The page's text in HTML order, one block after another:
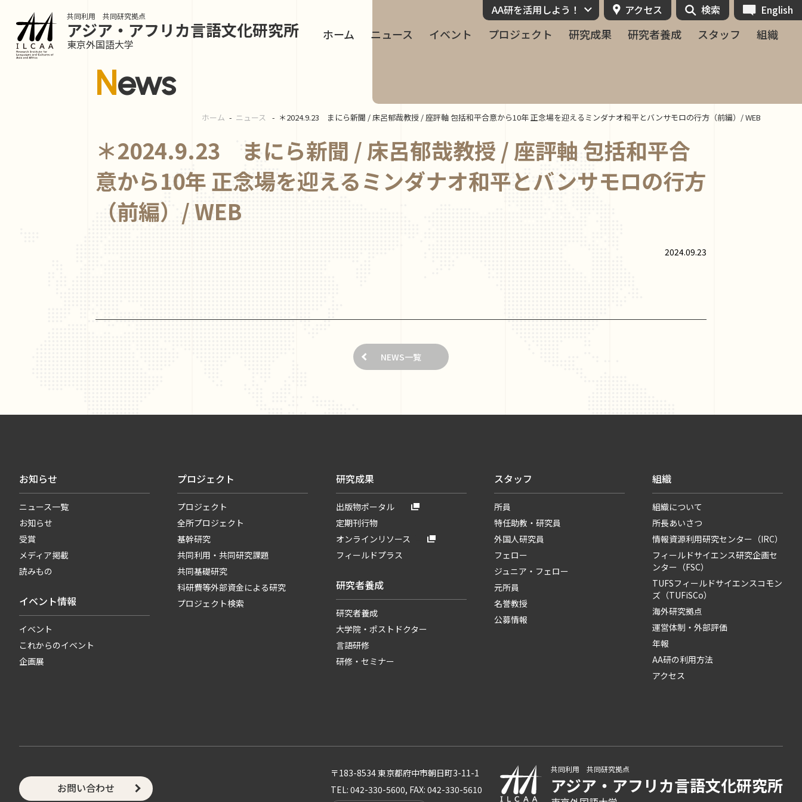
共同利用 共同研究拠点
アジア・アフリカ言語文化研究所
東京外国語大学
ホーム ニュース イベント プロジェクト 研究成果 研究者養成 スタッフ 組織
AA研を活用しよう！ アクセス 検索 English
News
ホーム ニュース ＊2024.9.23　まにら新聞 / 床呂郁哉教授 / 座評軸 包括和平合意から10年 正念場を迎えるミンダナオ和平とバンサモロの行方（前編）/ WEB
＊2024.9.23 まにら新聞 / 床呂郁哉教授 / 座評軸 包括和平合
意から10年 正念場を迎えるミンダナオ和平とバンサモロの行方
（前編）/ WEB
2024.09.23
NEWS一覧
お知らせ
ニュース一覧
お知らせ
受賞
メディア掲載
読みもの
イベント情報
イベント
これからのイベント
企画展
プロジェクト
プロジェクト
全所プロジェクト
基幹研究
共同利用・共同研究課題
共同基礎研究
科研費等外部資金による研究
プロジェクト検索
研究成果
出版物ポータル
定期刊行物
オンラインリソース
フィールドプラス
研究者養成
研究者養成
大学院・ポストドクター
言語研修
研修・セミナー
スタッフ
所員
特任助教・研究員
外国人研究員
フェロー
ジュニア・フェロー
元所員
名誉教授
公募情報
組織
組織について
所長あいさつ
情報資源利用研究センター（IRC）
フィールドサイエンス研究企画セ
ンター（FSC）
TUFSフィールドサイエンスコモン
ズ（TUFiSCo）
海外研究拠点
運営体制・外部評価
年報
AA研の利用方法
アクセス
お問い合わせ
〒183-8534 東京都府中市朝日町3-11-1
TEL: 042-330-5600, FAX: 042-330-5610
共同利用 共同研究拠点
アジア・アフリカ言語文化研究所